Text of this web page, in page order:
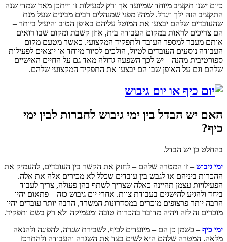
כיום ישנו תקציב מיוחד שמיועד אך ורק לפעילות זו וייתכן מאד שמדי שנה
התקציב הזה ילך ויגדל. למה? מפני שמנהלים רבים מבינים שעל מנת
שהעובדים שלהם יבצעו את המוטל עליהם באופן הטוב והיעיל ביותר –
הם צריכים לראות במקום העבודה בית, אוזן קשבת ומקום שבו רואים
אותם מעבר למספר העובד ולתפקיד המקצועי. כאשר מטעם מקום
העבודה נוסעים העובדים לטיול, הולכים לסיור מיוחד או יוצאים לפעילות
ספורטיבית מהנה – יש לכך השפעה גדולה מאד גם על החיים האישיים
שלהם וגם על האופן שבו הם יבצעו את התפקיד המקצועי שלהם.
האם יש הבדל בין ימי גיבוש לחברות לבין ימי
כיף?
בהחלט כן יש הבדל.
ימי גיבוש – זו המטרה שלהם – לחזק את הקשר בין העובדים, להעמיק את
ההכרות ביניהם או לגבש בין עובדים שכלל לא מכירים אלה את אלה.
הפעילויות עצמן תהיינה כאלה שצריך לשתף בהן פעולה, צריך לעבוד
ביחד ולהגיע להישגים בעבודת צוות. אחרי יום גיבוש כזה – פתאום יהיו
הרבה יותר פרצופים מוכרים במסדרונות המשרד, הרבה יותר עובדים יהיו
מוכרים זה לזה ויהיה מדובר בהכרות טובה ומעמיקה ולא רק בשם ותפקיד.
ימי כיף – כשמן כן הם – מיועדים לכיף, לשבירת שגרה, להפוגה ולהנאה
מלאה. המטרה שלהם היא לשים בצד את השגרה והעבודה ולהתרכז